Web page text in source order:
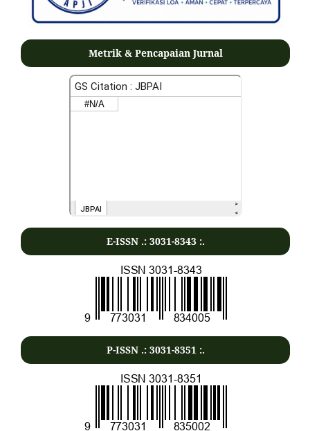
Metrik & Pencapaian Jurnal
E-ISSN .: 3031-8343:.
P-ISSN .: 3031-8351:.